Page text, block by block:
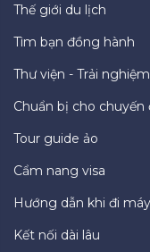
Thế giới du lịch
Tìm bạn đồng hành
Thư viện - Trải nghiệm
Chuẩn bị cho chuyến
Tour guide ảo
Cẩm nang visa
Hướng dẫn khi đi
Kết nối dài lâu